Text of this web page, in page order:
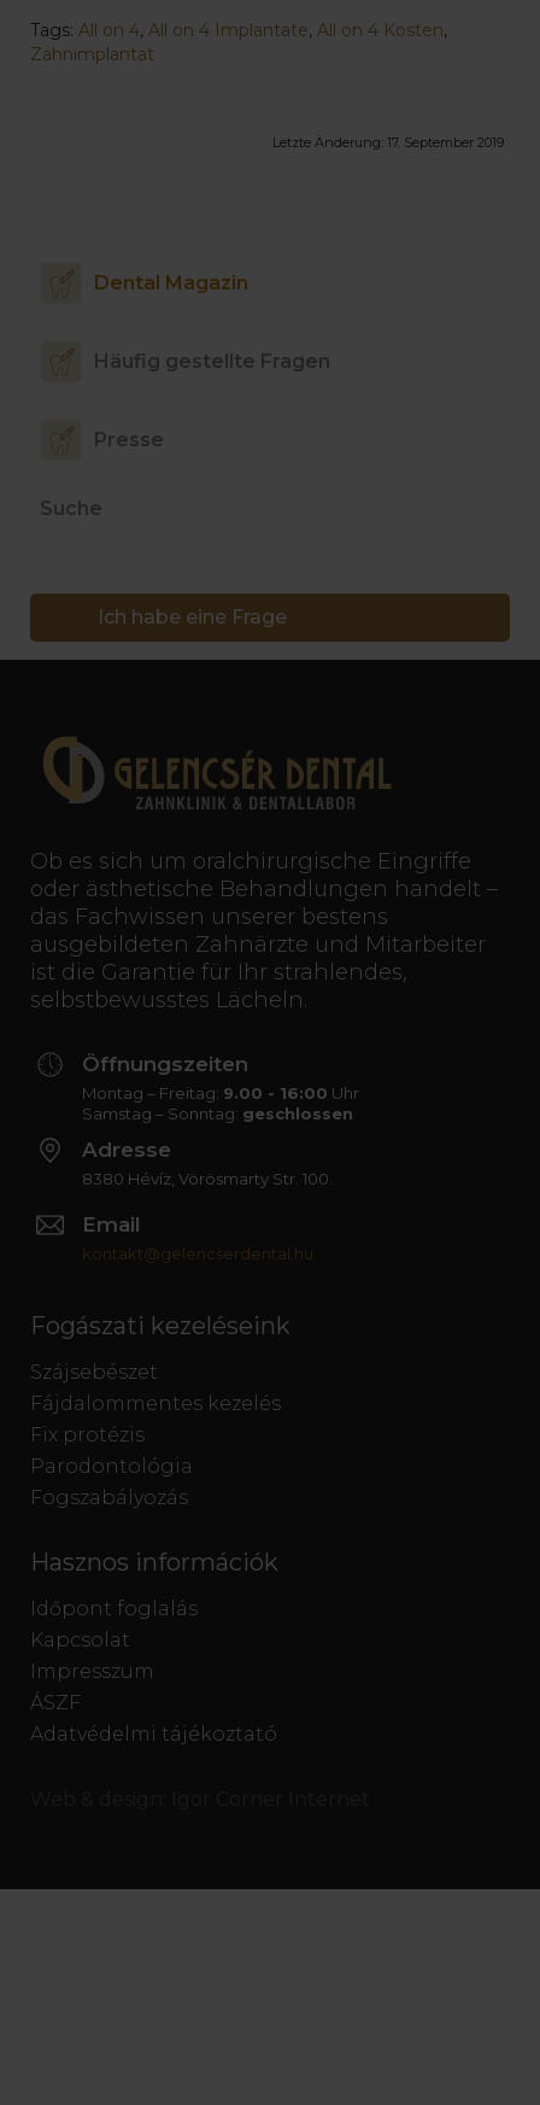
Tags: All on 4, All on 4 Implantate, All on 4 Kosten,
Zahnimplantat
Letzte Änderung: 17. September 2019
Dental Magazin
Häufig gestellte Fragen
Presse
Suche
Ich habe eine Frage
Ob es sich um oralchirurgische Eingriffe
oder ästhetische Behandlungen handelt –
das Fachwissen unserer bestens
ausgebildeten Zahnärzte und Mitarbeiter
ist die Garantie für Ihr strahlendes,
selbstbewusstes Lächeln.
Öffnungszeiten
Montag – Freitag: 9.00 - 16:00 Uhr
Samstag – Sonntag: geschlossen
Adresse
8380 Hévíz, Vörösmarty Str. 100.
Email
kontakt@gelencserdental.hu
Fogászati kezeléseink
Szájsebészet
Fájdalommentes kezelés
Fix protézis
Parodontológia
Fogszabályozás
Hasznos információk
Időpont foglalás
Kapcsolat
Impresszum
ÁSZF
Adatvédelmi tájékoztató